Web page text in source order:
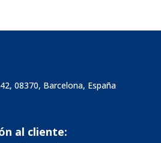
08370, Barcelona, España
al cliente: